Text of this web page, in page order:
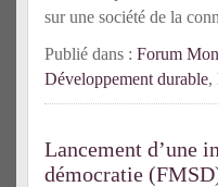
sur une société de la
Publié dans : Forum
Développement durable,
Lancement d’une
démocratie